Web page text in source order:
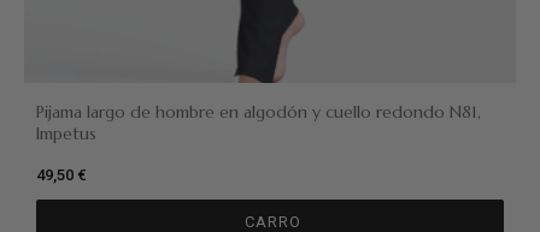
Pijama largo de hombre en algodón y cuello redondo N81,
Impetus
49,50 €
CARRO